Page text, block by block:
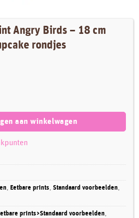
Angry Birds – 18 cm
rondjes
aan winkelwagen
, Eetbare prints,Standaard voorbeelden,
prints>Standaard voorbeelden,